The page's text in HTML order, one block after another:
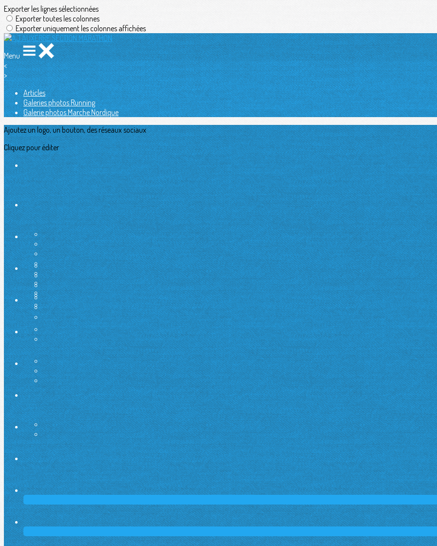
Exporter les lignes sélectionnées
Exporter toutes les colonnes
Exporter uniquement les colonnes affichées
Menu
<
>
Articles
Galeries photos Running
Galerie photos Marche Nordique
Ajoutez un logo, un bouton, des réseaux sociaux
Cliquez pour éditer